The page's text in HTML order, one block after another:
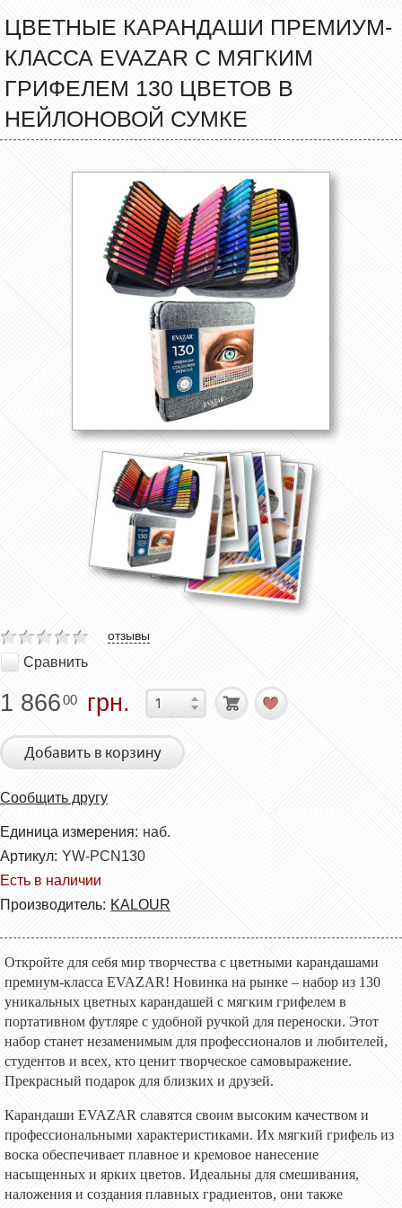
ЦВЕТНЫЕ КАРАНДАШИ ПРЕМИУМ-
КЛАССА EVAZAR С МЯГКИМ
ГРИФЕЛЕМ 130 ЦВЕТОВ В
НЕЙЛОНОВОЙ СУМКЕ
отзывы
Сравнить
1 86600 грн.
Добавить в корзину
Сообщить другу
Единица измерения: наб.
Артикул: YW-PCN130
Есть в наличии
Производитель: KALOUR
Откройте для себя мир творчества с цветными карандашами
премиум-класса EVAZAR! Новинка на рынке – набор из 130
уникальных цветных карандашей с мягким грифелем в
портативном футляре с удобной ручкой для переноски. Этот
набор станет незаменимым для профессионалов и любителей,
студентов и всех, кто ценит творческое самовыражение.
Прекрасный подарок для близких и друзей.
Карандаши EVAZAR славятся своим высоким качеством и
профессиональными характеристиками. Их мягкий грифель из
воска обеспечивает плавное и кремовое нанесение
насыщенных и ярких цветов. Идеальны для смешивания,
наложения и создания плавных градиентов, они также